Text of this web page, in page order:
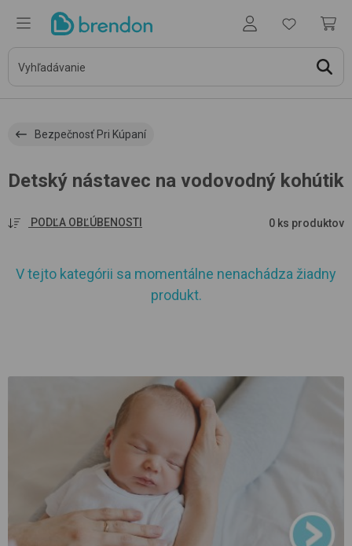
Bezpečnosť Pri Kúpaní
Detský nástavec na vodovodný kohútik
PODĽA OBĽÚBENOSTI 0 ks produktov
V tejto kategórii sa momentálne nenachádza žiadny
produkt.